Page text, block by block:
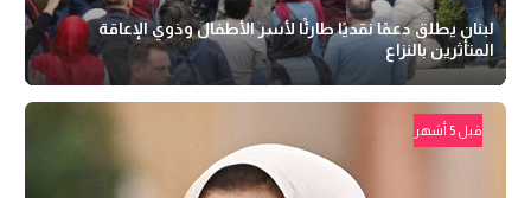
لبنان يطلق دعمًا نقديًا طارئًا لأسر الأطفال وذوي الإعاقة
المتأثرين بالنزاع
قبل 5 أشهر